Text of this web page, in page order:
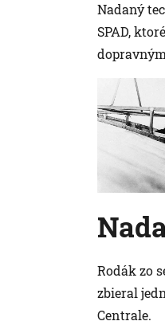
Nadaný
SPAD,
Rodák zo
zbieral
Centrale.